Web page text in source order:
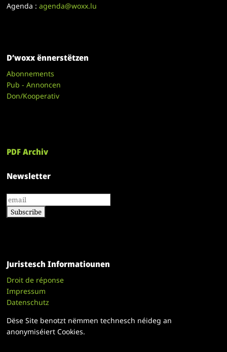
Agenda :agenda@woxx.lu
D’woxx ënnerstëtzen
Abonnements
Pub - Annoncen
Don/Kooperativ
PDF Archiv
Newsletter
Juristesch Informatiounen
Droit de réponse
Impressum
Datenschutz
Dëse Site benotzt nëmmen technesch néideg an
anonymiséiert Cookies.